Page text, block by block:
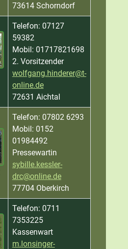
73614 Schorndorf
Telefon: 07127
59382
Mobil: 01717821698
2. Vorsitzender
wolfgang.hinderer@t-
online.de
72631 Aichtal
Telefon: 07802 6293
Mobil: 0152
01984492
Pressewartin
sybille.kessler-
drc@online.de
77704 Oberkirch
Telefon: 0711
7353225
Kassenwart
m.lonsinger-